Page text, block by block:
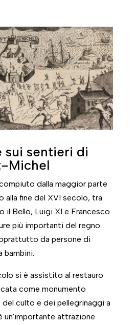
sui sentieri di
Michel
dalla maggior parte
alla fine del XVI secolo, tra
il Bello, Luigi XI e Francesco
più importanti del regno.
da persone di
bambini.
si è assistito al restauro
come monumento
culto e dei pellegrinaggi a
un'importante attrazione